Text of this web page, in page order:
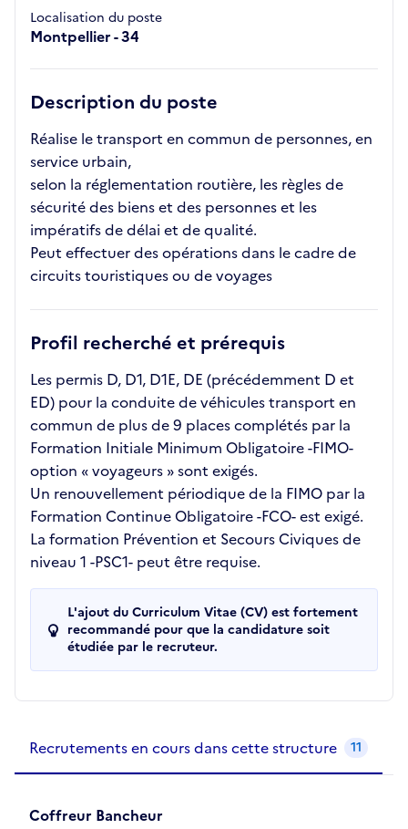
Localisation du poste
Montpellier - 34
Description du poste
Réalise le transport en commun de personnes, en
service urbain,
selon la réglementation routière, les règles de
sécurité des biens et des personnes et les
impératifs de délai et de qualité.
Peut effectuer des opérations dans le cadre de
circuits touristiques ou de voyages
Profil recherché et prérequis
Les permis D, D1, D1E, DE (précédemment D et
ED) pour la conduite de véhicules transport en
commun de plus de 9 places complétés par la
Formation Initiale Minimum Obligatoire -FIMO-
option « voyageurs » sont exigés.
Un renouvellement périodique de la FIMO par la
Formation Continue Obligatoire -FCO- est exigé.
La formation Prévention et Secours Civiques de
niveau 1 -PSC1- peut être requise.
L'ajout du Curriculum Vitae (CV) est fortement
recommandé pour que la candidature soit
étudiée par le recruteur.
Recrutements en cours dans cette structure 11
Coffreur Bancheur